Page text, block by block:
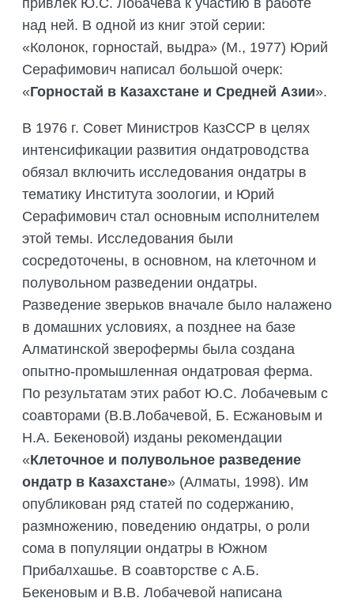
привлек Ю.С. Лобачева к участию в работе
над ней. В одной из книг этой серии:
«Колонок, горностай, выдра» (М., 1977) Юрий
Серафимович написал большой очерк:
«Горностай в Казахстане и Средней Азии».
В 1976 г. Совет Министров КазССР в целях
интенсификации развития ондатроводства
обязал включить исследования ондатры в
тематику Института зоологии, и Юрий
Серафимович стал основным исполнителем
этой темы. Исследования были
сосредоточены, в основном, на клеточном и
полувольном разведении ондатры.
Разведение зверьков вначале было налажено
в домашних условиях, а позднее на базе
Алматинской зверофермы была создана
опытно-промышленная ондатровая ферма.
По результатам этих работ Ю.С. Лобачевым с
соавторами (В.В.Лобачевой, Б. Есжановым и
Н.А. Бекеновой) изданы рекомендации
«Клеточное и полувольное разведение
ондатр в Казахстане» (Алматы, 1998). Им
опубликован ряд статей по содержанию,
размножению, поведению ондатры, о роли
сома в популяции ондатры в Южном
Прибалхашье. В соавторстве с А.Б.
Бекеновым и В.В. Лобачевой написана